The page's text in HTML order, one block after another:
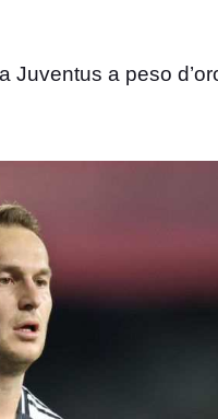
a peso